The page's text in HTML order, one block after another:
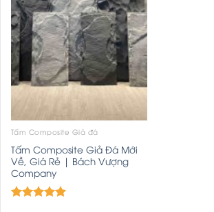
Tấm Composite Giả đá
Tấm Composite Giả Đá Mới
Về, Giá Rẻ | Bách Vượng
Company